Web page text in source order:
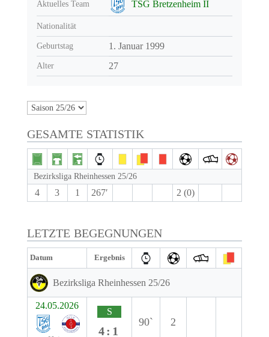
Aktuelles Team TSG Bretzenheim II
Nationalität
Geburtstag 1. Januar 1999
Alter 27
GESAMTE STATISTIK
Bezirksliga Rheinhessen 25/26
4 3 1 267′ 2 (0)
LETZTE BEGEGNUNGEN
Datum Ergebnis
Bezirksliga Rheinhessen 25/26
24.05.2026
S
4:1
90` 2